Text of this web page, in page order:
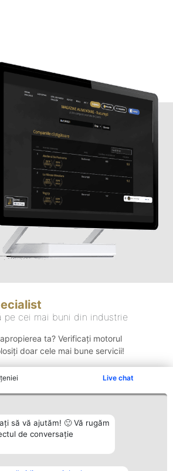
Live chat
să vă ajutăm! 🙂 Vă rugăm
de conversație
pe cei mai buni din industrie
ta? Verificați motorul
doar cele mai bune servicii!